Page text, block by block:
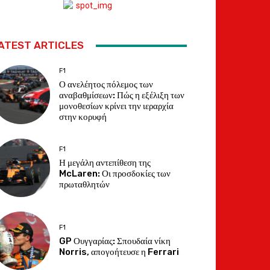
ARTICLES
F1
Ο ανελέητος πόλεμος των
αναβαθμίσεων: Πώς η εξέλιξη των
μονοθεσίων κρίνει την ιεραρχία
στην κορυφή
F1
Η μεγάλη αντεπίθεση της
McLaren: Οι προσδοκίες των
πρωταθλητών
F1
GP Ουγγαρίας: Σπουδαία νίκη
Norris, απογοήτευσε η Ferrari